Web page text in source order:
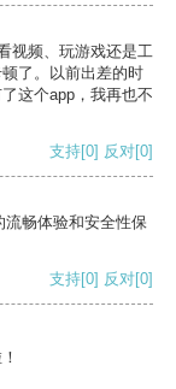
视频、玩游戏还是工
了。以前出差的时
这个app，我再也不
支持[0] 反对[0]
畅体验和安全性保
支持[0] 反对[0]